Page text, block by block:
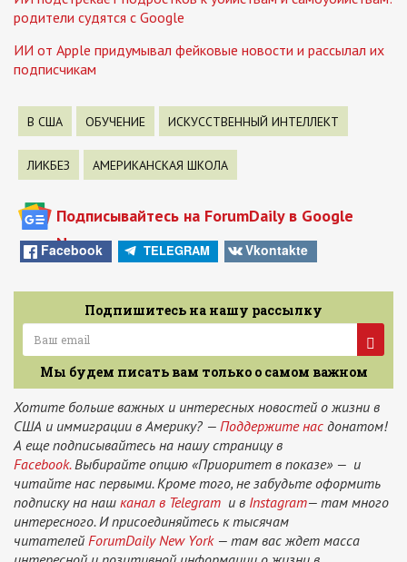
родители судятся с Google
ИИ от Apple придумывал фейковые новости и рассылал их
подписчикам
В США ОБУЧЕНИЕ ИСКУССТВЕННЫЙ ИНТЕЛЛЕКТ
ЛИКБЕЗ АМЕРИКАНСКАЯ ШКОЛА
Подписывайтесь на ForumDaily в Google
News
Facebook TELEGRAM Vkontakte
Подпишитесь на нашу рассылку
Мы будем писать вам только о самом важном
Хотите больше важных и интересных новостей о жизни в
США и иммиграции в Америку? — Поддержите нас донатом!
А еще подписывайтесь на нашу страницу в
Facebook.Выбирайте опцию «Приоритет в показе» — и
читайте нас первыми. Кроме того, не забудьте оформить
подписку на наш канал в Telegram и в Instagram— там много
интересного. И присоединяйтесь к тысячам
читателей ForumDaily New York— там вас ждет масса